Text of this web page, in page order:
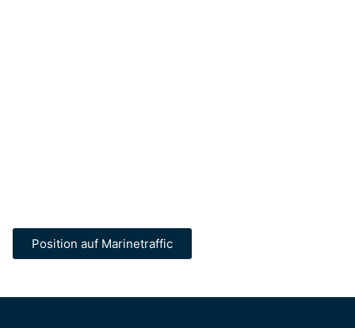
Position auf Marinetraffic